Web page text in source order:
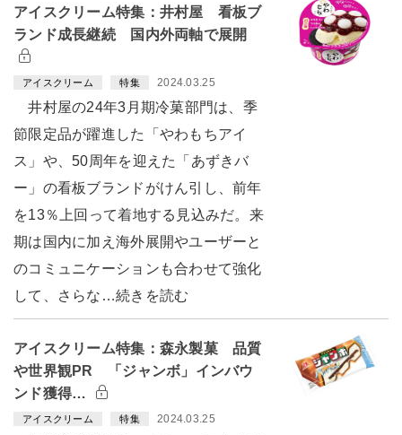
アイスクリーム特集：井村屋 看板ブ
ランド成長継続 国内外両軸で展開
アイスクリーム 特集 2024.03.25
井村屋の24年3月期冷菓部門は、季
節限定品が躍進した「やわもちアイ
ス」や、50周年を迎えた「あずきバ
ー」の看板ブランドがけん引し、前年
を13％上回って着地する見込みだ。来
期は国内に加え海外展開やユーザーと
のコミュニケーションも合わせて強化
して、さらな…続きを読む
アイスクリーム特集：森永製菓 品質
や世界観PR 「ジャンボ」インバウ
ンド獲得…
アイスクリーム 特集 2024.03.25